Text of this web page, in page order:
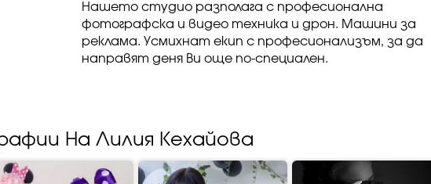
Нашето студио разполага с професионална
фотографска и видео техника и дрон. Машини за
реклама. Усмихнат екип с професионализъм, за да
направят деня Ви още по-специален.
На Лилия Кехайова